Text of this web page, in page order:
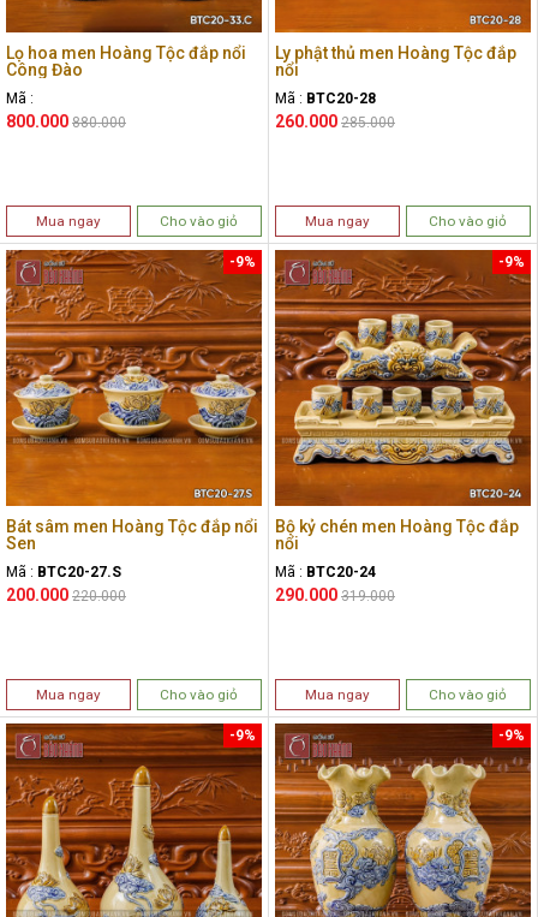
Lọ hoa men Hoàng Tộc đắp nổi
Công Đào
Mã :
800.000 880.000
Mua ngay Cho vào giỏ
Ly phật thủ men Hoàng Tộc đắp
nổi
Mã : BTC20-28
260.000 285.000
Mua ngay Cho vào giỏ
Bát sâm men Hoàng Tộc đắp nổi
Sen
Mã : BTC20-27.S
200.000
-9%
220.000
Mua ngay Cho vào giỏ
Bộ kỷ chén men Hoàng Tộc đắp
nổi
Mã : BTC20-24
290.000
-9%
319.000
Mua ngay Cho vào giỏ
-9% -9%